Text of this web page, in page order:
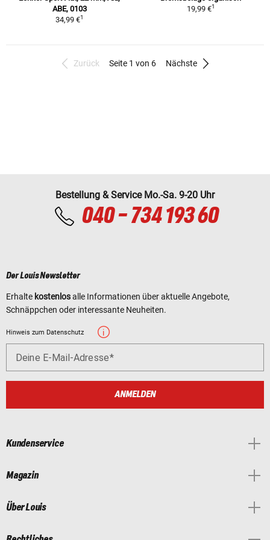
ABE, 0103
34,99 €1
19,99 €1
Zurück Seite 1 von 6 Nächste
Bestellung & Service Mo.-Sa. 9-20 Uhr
040 - 734 193 60
Der Louis Newsletter
Erhalte kostenlosalle Informationen über aktuelle Angebote,
Schnäppchen oder interessante Neuheiten.
Hinweis zum Datenschutz
Deine E-Mail-Adresse
ANMELDEN
Kundenservice
Magazin
Über Louis